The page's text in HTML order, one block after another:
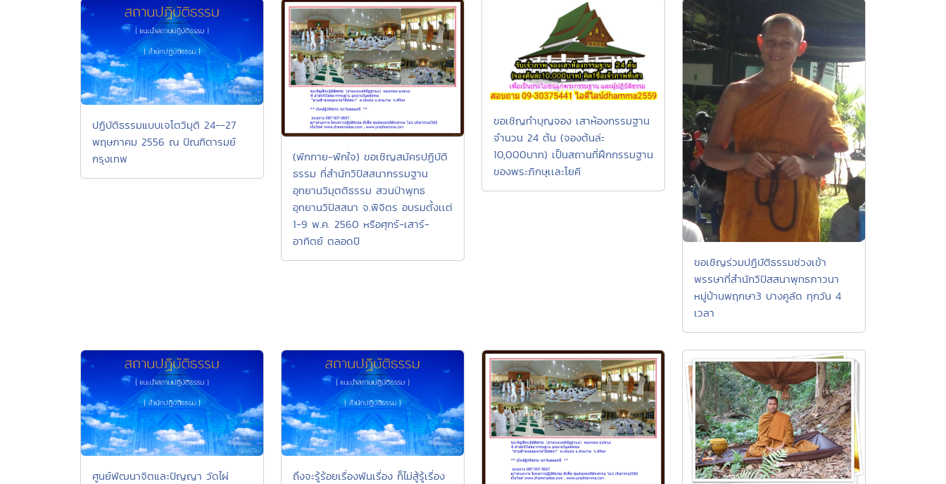
ปฏิบัติธรรมแบบเจโตวิมุติ 24--27
พฤษภาคม 2556 ณ ปัณฑิตารมย์
กรุงเทพ
(พักกาย-พักใจ) ขอเชิญสมัครปฏิบัติ
ธรรม ที่สำนักวิปัสสนากรรมฐาน
อุทยานวิมุตติธรรม สวนป่าพุทธ
อุทยานวิปัสสนา จ.พิจิตร อบรมตั้งเเต่
1-9 พ.ค. 2560 หรือศุกร์-เสาร์-
อาทิตย์ ตลอดปี
ขอเชิญทำบุญจอง เสาห้องกรรมฐาน
จำนวน 24 ต้น (จองต้นล่ะ
10,000บาท) เป็นสถานที่ฝึกกรรมฐาน
ของพระภิกษุเเละโยคี
ขอเชิญร่วมปฏิบัติธรรมช่วงเข้า
พรรษาที่สำนักวิปัสสนาพุทธภาวนา
หมู่บ้านพฤกษา3 บางคูลัด ทุกวัน 4
เวลา
ศูนย์พัฒนาจิตและปัญญา วัดไผ่
ถึงจะรู้ร้อยเรื่องพันเรื่อง ก็ไม่สู้รู้เรื่อง